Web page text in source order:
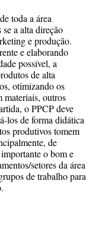
toda a área
a alta direção
e produção.
e elaborando
possível, a
de alta
otimizando os
materiais, outros
o PPCP deve
los de forma didática
produtivos tomem
de
o bom e
setores da área
de trabalho para